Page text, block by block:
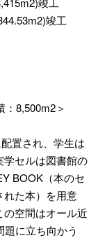
竣工
8,500m2＞
置され、学生は
学セルは図書館の
BOOK（本のセ
れた本）を用意
の空間はオール近
に立ち向かう